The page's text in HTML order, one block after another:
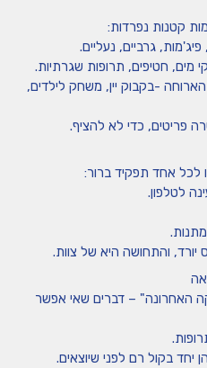
נפרדות:
גרביים, נעליים.
חטיפים, תרופות שגרתיות.
-בקבוק יין, משחק לילדים,
כדי לא להציף.
אחד תפקיד ברור:
והתחושה היא של צוות.
– דברים שאי אפשר
בקול רם לפני שיוצאים.